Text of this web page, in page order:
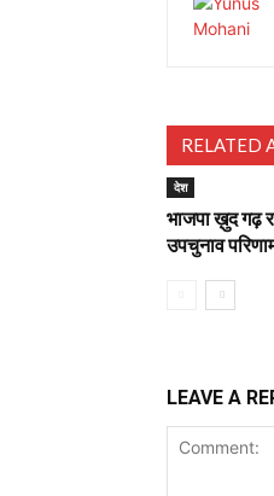
RELATED
देश
भाजपा ख़ुद गढ़
उपचुनाव
LEAVE A